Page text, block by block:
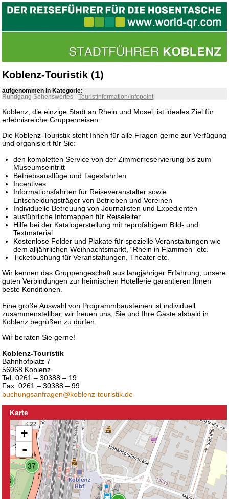
Koblenz-Touristik (1)
aufgenommen in Kategorie:
Rundgang Sehenswertes - Touristinformation/Infopoint
Koblenz, die einzige Stadt an Rhein und Mosel, ist ideales Ziel für
erlebnisreiche Gruppenreisen.
Die Koblenz-Touristik steht Ihnen für alle Fragen gerne zur Verfügung
und organisiert für Sie:
den kompletten Service von der Zimmerreservierung bis zum
Museumseintritt
Betriebsausflüge und Tagesfahrten
Incentives
Informationsfahrten für Reiseveranstalter sowie
Entscheidungsträger von Betrieben und Vereinen
Individuelle Betreuung von Journalisten und Expedienten
ausführliche Infomappen für Reiseleiter
Hilfe bei der Katalogerstellung mit reprofähigem Bild- und
Textmaterial
Kostenlose Folder und Plakate für spezielle Veranstaltungen wie
dem alljährlichen Weihnachtsmarkt, “Rhein in Flammen” etc.
Ticketbuchung für Veranstaltungen, Theater etc.
Wir kennen das Gruppengeschäft aus langjähriger Erfahrung; unsere
guten Verbindungen zur heimischen Hotellerie garantieren Ihnen
beste Konditionen.
Eine große Auswahl von Programmbausteinen ist individuell
zusammenstellbar, wir freuen uns, Sie und Ihre Gäste alsbald in
Koblenz begrüßen zu dürfen.
Wir beraten Sie gerne!
Koblenz-Touristik
Bahnhofplatz 7
56068 Koblenz
Tel. 0261 – 30388 – 19
Fax: 0261 – 30388 – 99
buchungsanfragen@koblenz-touristik.de
Karte
+
-